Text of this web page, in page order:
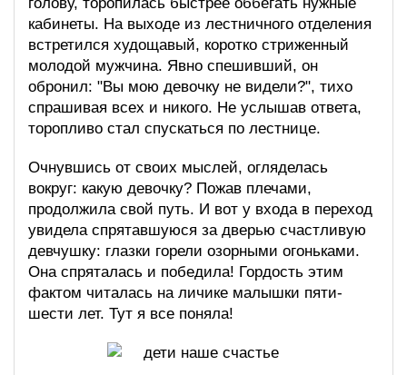
кабинеты. На выходе из лестничного отделения
встретился худощавый, коротко стриженный
молодой мужчина. Явно спешивший, он
обронил: "Вы мою девочку не видели?", тихо
спрашивая всех и никого. Не услышав ответа,
торопливо стал спускаться по лестнице.
Очнувшись от своих мыслей, огляделась
вокруг: какую девочку? Пожав плечами,
продолжила свой путь. И вот у входа в переход
увидела спрятавшуюся за дверью счастливую
девчушку: глазки горели озорными огоньками.
Она спряталась и победила! Гордость этим
фактом читалась на личике малышки пяти-
шести лет. Тут я все поняла!